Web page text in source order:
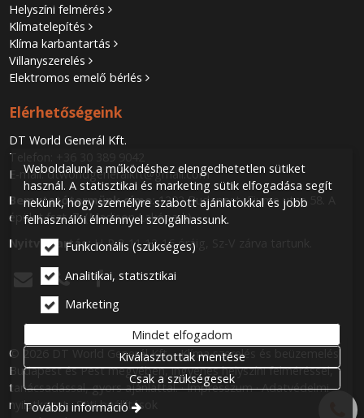
Helyszíni felmérés
Klímatelepítés
Klíma karbantartás
Villanyszerelés
Elektromos emelő bérlés
Elérhetőségeink
DT World Generál Kft.
Telefon:
E-mail:dtworldgeneralkft@gmail.com
Bemutatótermünk címe: 1202 Budapest, Fiume utca 58. A
épület fszt. 7. (Madison Lakópark)
Nyitva tartás:H-P 8-11 12-16 óráig, Sz-V zárva tartunk.
 
© 2026 DT World Generál Kft. - Klíma szerelés és beüzemelés
Budapest és Pest megyében, ingyenes helyszíni felméréssel,
tanácsadással, gyors ajánlattal. Impresszum Adatvédelmi
nyilatkozat Süti beállítások
Weboldalunk a működéshez elengedhetetlen sütiket
használ. A statisztikai és marketing sütik elfogadása segít
nekünk, hogy személyre szabott ajánlatokkal és jobb
felhasználói élménnyel szolgálhassunk.
Funkcionális (szükséges)
Analitikai, statisztikai
Marketing
Mindet elfogadom
Kiválasztottak mentése
Csak a szükségesek
További információ